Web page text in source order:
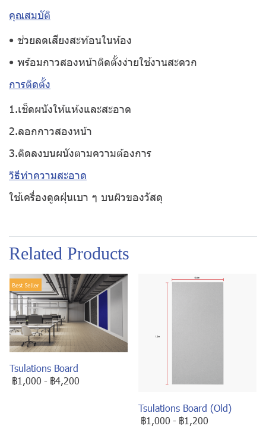
คุณสมบัติ
• ช่วยลดเสียงสะท้อนในห้อง
• พร้อมกาวสองหน้าติดตั้งง่ายใช้งานสะดวก
การติดตั้ง
1.เช็ดผนังให้แห้งและสะอาด
2.ลอกกาวสองหน้า
3.ติดลงบนผนังตามความต้องการ
วิธีทำความสะอาด
ใช้เครื่องดูดฝุ่นเบา ๆ บนผิวของวัสดุ
Related Products
Best Seller
Tsulations Board
฿1,000 - ฿4,200
Tsulations Board (Old)
฿1,000 - ฿1,200